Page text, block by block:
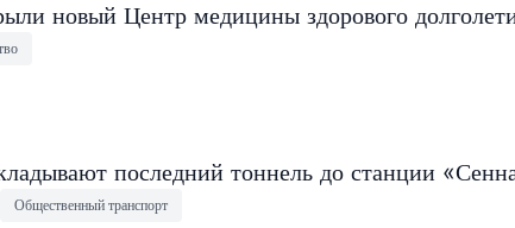
новый Центр медицины здорового
последний тоннель до станции
Общественный транспорт